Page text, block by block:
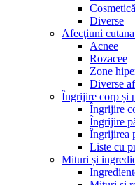
Diverse
Afecţiuni
Acnee
Rozacee
Zone
Diverse
Îngrijire corp și
Îngrijire
Îngrijire
Îngrijirea
Liste cu
Mituri și